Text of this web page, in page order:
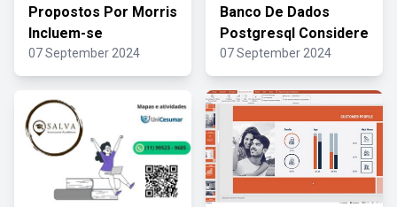
Propostos Por Morris
Incluem-se
07 September 2024
Banco De Dados
Postgresql Considere
07 September 2024